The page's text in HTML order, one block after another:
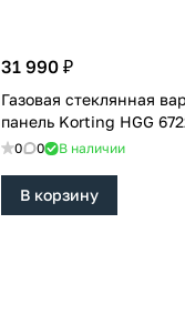
31 990 ₽
Газовая стеклянная
панель Korting HGG
0 0 В наличии
В корзину